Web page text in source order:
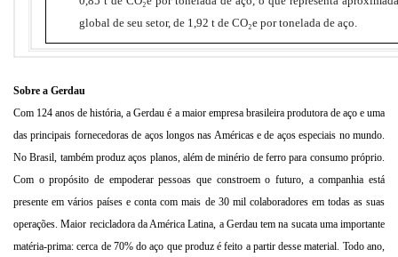
global de seu setor, de 1,92 t de CO₂e por tonelada de aço.
Sobre a Gerdau
Com 124 anos de história, a Gerdau é a maior empresa brasileira produtora de aço e uma
das principais fornecedoras de aços longos nas Américas e de aços especiais no mundo.
No Brasil, também produz aços planos, além de minério de ferro para consumo próprio.
Com o propósito de empoderar pessoas que constroem o futuro, a companhia está
presente em vários países e conta com mais de 30 mil colaboradores em todas as suas
operações. Maior recicladora da América Latina, a Gerdau tem na sucata uma importante
matéria-prima: cerca de 70% do aço que produz é feito a partir desse material. Todo ano,